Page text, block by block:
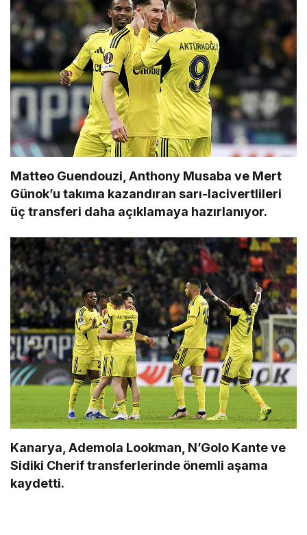
Matteo Guendouzi, Anthony Musaba ve Mert
Günok’u takıma kazandıran sarı-lacivertlileri
üç transferi daha açıklamaya hazırlanıyor.
Kanarya, Ademola Lookman, N’Golo Kante ve
Sidiki Cherif transferlerinde önemli aşama
kaydetti.